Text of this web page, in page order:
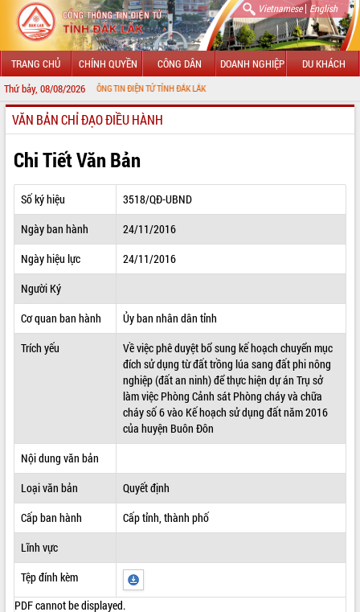
Vietnamese| English
TRANG CHỦ CHÍNH QUYỀN CÔNG DÂN DOANH NGHIỆP DU KHÁCH
Thứ bảy, 08/08/2026
CỔNG THÔNG TIN ĐIỆN TỬ TỈNH ĐẮK LẮK
GIỚI THIỆU
LÃNH ĐẠO UBND TỈNH
TIN TỨC SỰ KIỆN
SỞ, BAN, NGÀNH
THÔNG TIN CHỈ ĐẠO ĐIỀU HÀNH
HỆ THỐNG VĂN BẢN
VĂN BẢN HĐND TỈNH
VĂN BẢN CHỈ ĐẠO ĐIỀU HÀNH
Chi Tiết Văn Bản
Số ký hiệu
3518/QĐ-UBND
Ngày ban hành
24/11/2016
Ngày hiệu lực
24/11/2016
Người Ký
Cơ quan ban hành
Ủy ban nhân dân tỉnh
Trích yếu
Về việc phê duyệt bổ sung kế hoạch chuyển mục
đích sử dụng từ đất trồng lúa sang đất phi nông
nghiệp (đất an ninh) để thực hiện dự án Trụ sở
làm việc Phòng Cảnh sát Phòng cháy và chữa
cháy số 6 vào Kế hoạch sử dụng đất năm 2016
của huyện Buôn Đôn
Nội dung văn bản
Loại văn bản
Quyết định
Cấp ban hành
Cấp tỉnh, thành phố
Lĩnh vực
Tệp đính kèm
PDF cannot be displayed.